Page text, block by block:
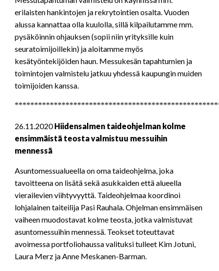
erilaisten hankintojen ja rekrytointien osalta. Vuoden
alussa kannattaa olla kuulolla, sillä kilpailutamme mm.
pysäköinnin ohjauksen (sopii niin yrityksille kuin
seuratoimijoillekin) ja aloitamme myös
kesätyöntekijöiden haun. Messukesän tapahtumien ja
toimintojen valmistelu jatkuu yhdessä kaupungin muiden
toimijoiden kanssa.
26.11.2020Hiidensalmen taideohjelman kolme
ensimmäistä teosta valmistuu messuihin
mennessä
Asuntomessualueella on oma taideohjelma, joka
tavoitteena on lisätä sekä asukkaiden että alueella
vierailevien viihtyvyyttä. Taideohjelmaa koordinoi
lohjalainen taiteilija Pasi Rauhala. Ohjelman ensimmäisen
vaiheen muodostavat kolme teosta, jotka valmistuvat
asuntomessuihin mennessä. Teokset toteuttavat
avoimessa portfoliohaussa valituksi tulleet Kim Jotuni,
Laura Merz ja Anne Meskanen-Barman.